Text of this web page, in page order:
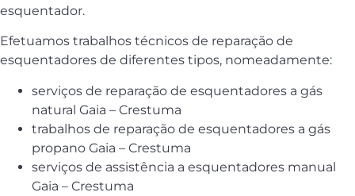
esquentador.
Efetuamos trabalhos técnicos de reparação de
esquentadores de diferentes tipos, nomeadamente:
serviços de reparação de esquentadores a gás
natural Gaia – Crestuma
trabalhos de reparação de esquentadores a gás
propano Gaia – Crestuma
serviços de assistência a esquentadores manual
Gaia – Crestuma